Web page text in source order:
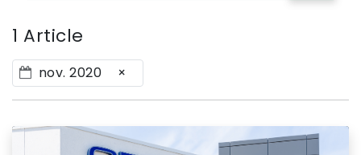
1 Article
nov. 2020 ×